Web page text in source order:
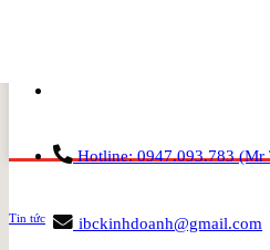
Hotline: 0947.093.783 (Mr
ibckinhdoanh@gmail.com
Tin tức